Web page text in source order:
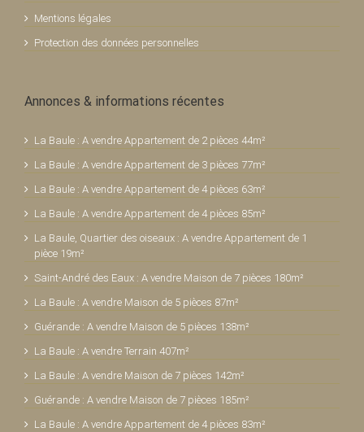
Mentions légales
Protection des données personnelles
Annonces & informations récentes
La Baule : A vendre Appartement de 2 pièces 44m²
La Baule : A vendre Appartement de 3 pièces 77m²
La Baule : A vendre Appartement de 4 pièces 63m²
La Baule : A vendre Appartement de 4 pièces 85m²
La Baule, Quartier des oiseaux : A vendre Appartement de 1
pièce 19m²
Saint-André des Eaux : A vendre Maison de 7 pièces 180m²
La Baule : A vendre Maison de 5 pièces 87m²
Guérande : A vendre Maison de 5 pièces 138m²
La Baule : A vendre Terrain 407m²
La Baule : A vendre Maison de 7 pièces 142m²
Guérande : A vendre Maison de 7 pièces 185m²
La Baule : A vendre Appartement de 4 pièces 83m²